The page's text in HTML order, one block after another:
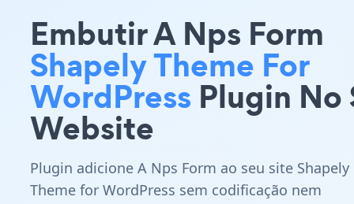
Embutir A Nps Form
Shapely Theme For
WordPress Plugin No
Website
Plugin adicione A Nps Form ao seu site Shapely
Theme for WordPress sem codificação nem